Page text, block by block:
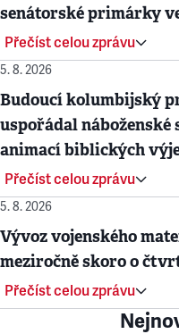
senátorské primárky
Přečíst celou zprávu
5. 8. 2026
Budoucí kolumbijský
uspořádal
animací biblických
Přečíst celou zprávu
5. 8. 2026
Vývoz vojenského
meziročně skoro o
Přečíst celou zprávu